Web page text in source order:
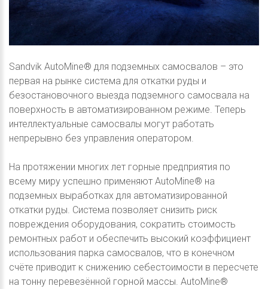
Sandvik AutoMine® для подземных самосвалов – это
первая на рынке система для откатки руды и
безостановочного выезда подземного самосвала на
поверхность в автоматизированном режиме. Теперь
интеллектуальные самосвалы могут работать
непрерывно без управления оператором.
На протяжении многих лет горные предприятия по
всему миру успешно применяют AutoMine® на
подземных выработках для автоматизированной
откатки руды. Система позволяет снизить риск
повреждения оборудования, сократить стоимость
ремонтных работ и обеспечить высокий коэффициент
использования парка самосвалов, что в конечном
счёте приводит к снижению себестоимости в пересчете
на тонну перевезённой горной массы. AutoMine®